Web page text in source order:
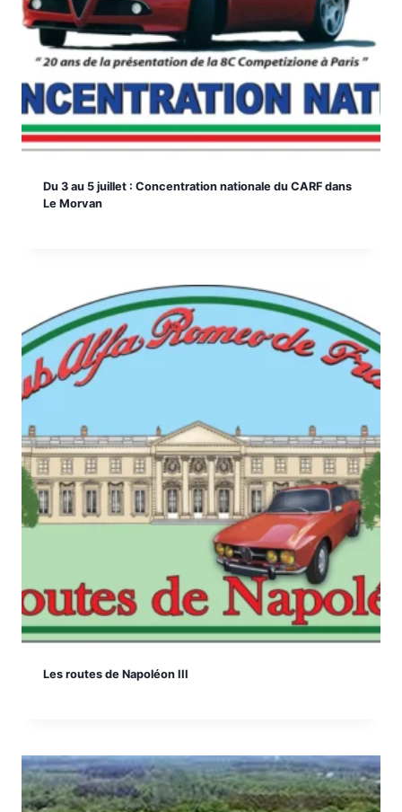
Du 3 au 5 juillet : Concentration nationale du CARF dans
Le Morvan
Les routes de Napoléon III